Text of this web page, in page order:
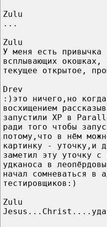
Zulu
...
Zulu
У меня есть привычка
всплывающих
текущее открытое,
Drev
:)это ничего,но
восхищением
запустили XP в
ради того чтобы
потому,что в нём
картинку - уточку,и
заметил эту уточку с
удканоса в
начал сомневаться в
тестировщиков:)
Zulu